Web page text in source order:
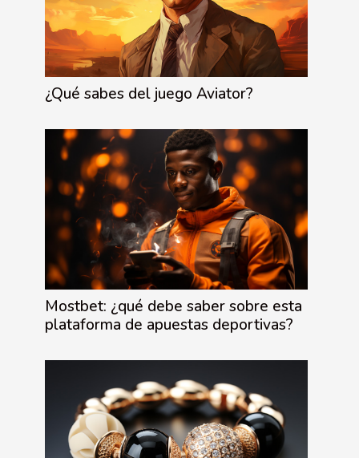
¿Qué sabes del juego Aviator?
Mostbet: ¿qué debe saber sobre esta
plataforma de apuestas deportivas?